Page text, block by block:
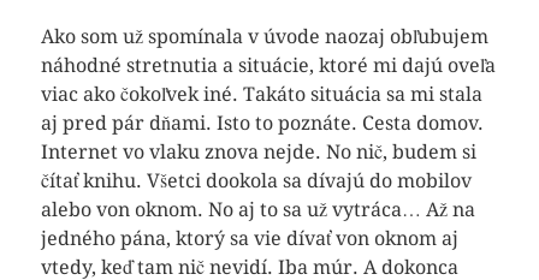
Ako som už spomínala v úvode naozaj obľubujem
náhodné stretnutia a situácie, ktoré mi dajú oveľa
viac ako čokoľvek iné. Takáto situácia sa mi stala
aj pred pár dňami. Isto to poznáte. Cesta domov.
Internet vo vlaku znova nejde. No nič, budem si
čítať knihu. Všetci dookola sa dívajú do mobilov
alebo von oknom. No aj to sa už vytráca… Až na
jedného pána, ktorý sa vie dívať von oknom aj
vtedy, keď tam nič nevidí. Iba múr. A dokonca